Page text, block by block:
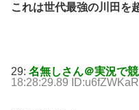
これは世代最強の川田を
29: 名無しさん＠実況で
18:28:29.89